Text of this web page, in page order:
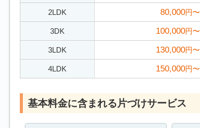
2LDK 80,000円〜
3DK 100,000円〜
3LDK 130,000円〜
4LDK 150,000円〜
基本料金に含まれる片づけサービス